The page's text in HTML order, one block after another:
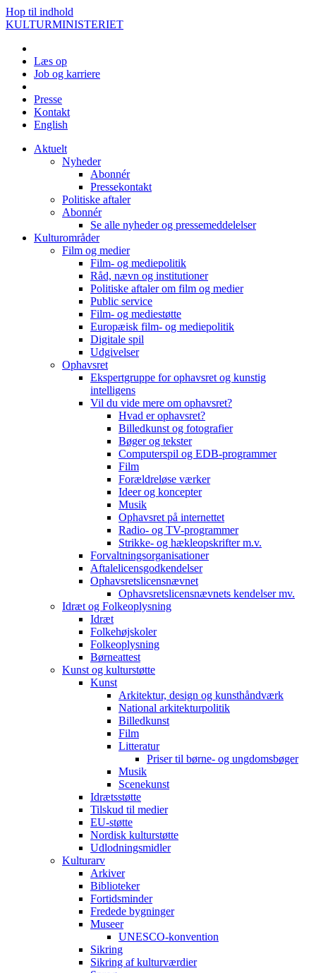
Hop til indhold
KULTURMINISTERIET
Læs op
Job og karriere
Presse
Kontakt
English
Aktuelt
Nyheder
Abonnér
Pressekontakt
Politiske aftaler
Abonnér
Se alle nyheder og pressemeddelelser
Kulturområder
Film og medier
Film- og mediepolitik
Råd, nævn og institutioner
Politiske aftaler om film og medier
Public service
Film- og mediestøtte
Europæisk film- og mediepolitik
Digitale spil
Udgivelser
Ophavsret
Ekspertgruppe for ophavsret og kunstig
intelligens
Vil du vide mere om ophavsret?
Hvad er ophavsret?
Billedkunst og fotografier
Bøger og tekster
Computerspil og EDB-programmer
Film
Forældreløse værker
Ideer og koncepter
Musik
Ophavsret på internettet
Radio- og TV-programmer
Strikke- og hækleopskrifter m.v.
Forvaltningsorganisationer
Aftalelicensgodkendelser
Ophavsretslicensnævnet
Ophavsretslicensnævnets kendelser mv.
Idræt og Folkeoplysning
Idræt
Folkehøjskoler
Folkeoplysning
Børneattest
Kunst og kulturstøtte
Kunst
Arkitektur, design og kunsthåndværk
National arkitekturpolitik
Billedkunst
Film
Litteratur
Priser til børne- og ungdomsbøger
Musik
Scenekunst
Idrætsstøtte
Tilskud til medier
EU-støtte
Nordisk kulturstøtte
Udlodningsmidler
Kulturarv
Arkiver
Biblioteker
Fortidsminder
Fredede bygninger
Museer
UNESCO-konvention
Sikring
Sikring af kulturværdier